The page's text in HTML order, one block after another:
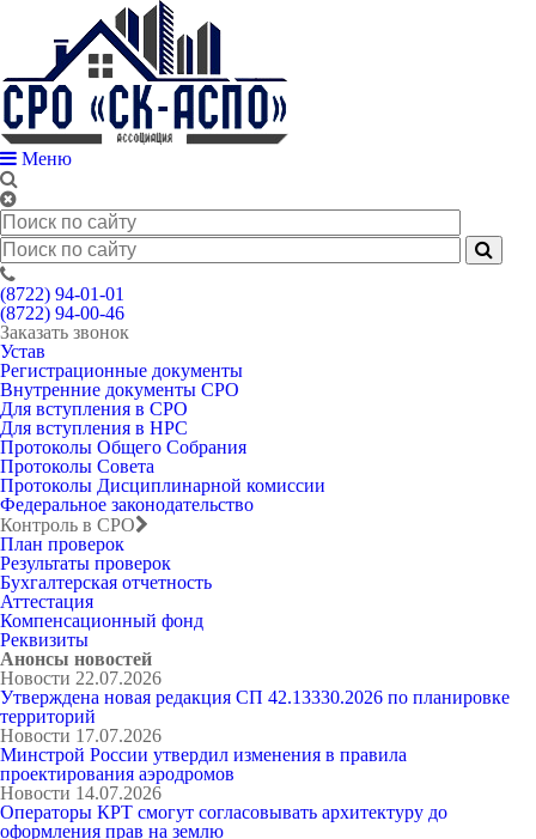
Меню
(8722) 94-01-01
(8722) 94-00-46
Заказать звонок
Устав
Регистрационные документы
Внутренние документы СРО
Для вступления в СРО
Для вступления в НРС
Протоколы Общего Собрания
Протоколы Совета
Протоколы Дисциплинарной комиссии
Федеральное законодательство
Контроль в СРО
План проверок
Результаты проверок
Бухгалтерская отчетность
Аттестация
Компенсационный фонд
Реквизиты
Анонсы новостей
Новости 22.07.2026
Утверждена новая редакция СП 42.13330.2026 по планировке
территорий
Новости 17.07.2026
Минстрой России утвердил изменения в правила
проектирования аэродромов
Новости 14.07.2026
Операторы КРТ смогут согласовывать архитектуру до
оформления прав на землю